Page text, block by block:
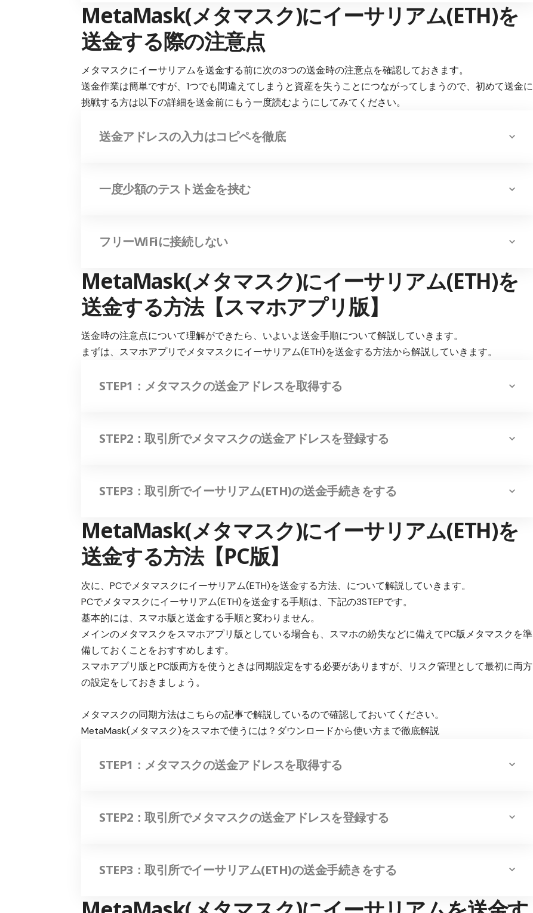
MetaMask(メタマスク)にイーサリアム(ETH)を
送金する際の注意点
メタマスクにイーサリアムを送金する前に次の3つの送金時の注意点を確認しておきます。
送金作業は簡単ですが、1つでも間違えてしまうと資産を失うことにつながってしまうので、初めて送金に
挑戦する方は以下の詳細を送金前にもう一度読むようにしてみてください。
送金アドレスの入力はコピペを徹底
一度少額のテスト送金を挟む
フリーWiFiに接続しない
MetaMask(メタマスク)にイーサリアム(ETH)を
送金する方法【スマホアプリ版】
送金時の注意点について理解ができたら、いよいよ送金手順について解説していきます。
まずは、スマホアプリでメタマスクにイーサリアム(ETH)を送金する方法から解説していきます。
STEP1：メタマスクの送金アドレスを取得する
STEP2：取引所でメタマスクの送金アドレスを登録する
STEP3：取引所でイーサリアム(ETH)の送金手続きをする
MetaMask(メタマスク)にイーサリアム(ETH)を
送金する方法【PC版】
次に、PCでメタマスクにイーサリアム(ETH)を送金する方法、について解説していきます。
PCでメタマスクにイーサリアム(ETH)を送金する手順は、下記の3STEPです。
基本的には、スマホ版と送金する手順と変わりません。
メインのメタマスクをスマホアプリ版としている場合も、スマホの紛失などに備えてPC版メタマスクを準
備しておくことをおすすめします。
スマホアプリ版とPC版両方を使うときは同期設定をする必要がありますが、リスク管理として最初に両方
の設定をしておきましょう。
メタマスクの同期方法はこちらの記事で解説しているので確認しておいてください。
MetaMask(メタマスク)をスマホで使うには？ダウンロードから使い方まで徹底解説
STEP1：メタマスクの送金アドレスを取得する
STEP2：取引所でメタマスクの送金アドレスを登録する
STEP3：取引所でイーサリアム(ETH)の送金手続きをする